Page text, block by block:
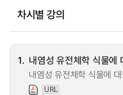
차시별 강의
1. 내염성 유전체학 식물에
내염성 유전체학 식물에
URL